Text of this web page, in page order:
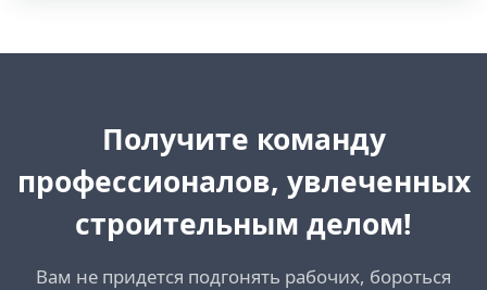
Получите команду
профессионалов, увлеченных
строительным делом!
Вам не придется подгонять рабочих, бороться